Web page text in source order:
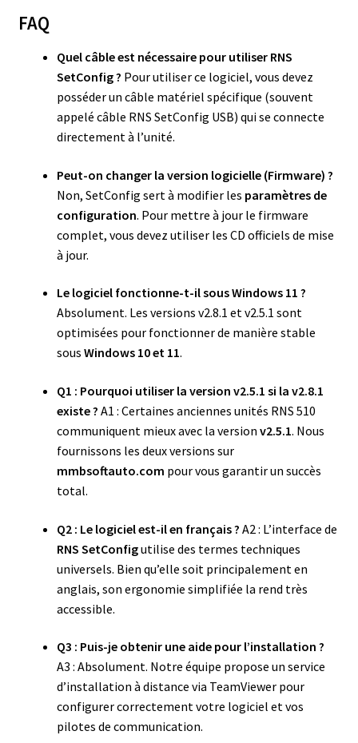
FAQ
Quel câble est nécessaire pour utiliser RNS
SetConfig ? Pour utiliser ce logiciel, vous devez
posséder un câble matériel spécifique (souvent
appelé câble RNS SetConfig USB) qui se connecte
directement à l’unité.
Peut-on changer la version logicielle (Firmware) ?
Non, SetConfig sert à modifier les paramètres de
configuration. Pour mettre à jour le firmware
complet, vous devez utiliser les CD officiels de mise
à jour.
Le logiciel fonctionne-t-il sous Windows 11 ?
Absolument. Les versions v2.8.1 et v2.5.1 sont
optimisées pour fonctionner de manière stable
sous Windows 10 et 11.
Q1 : Pourquoi utiliser la version v2.5.1 si la v2.8.1
existe ? A1 : Certaines anciennes unités RNS 510
communiquent mieux avec la version v2.5.1. Nous
fournissons les deux versions sur
mmbsoftauto.com pour vous garantir un succès
total.
Q2 : Le logiciel est-il en français ? A2 : L’interface de
RNS SetConfigutilise des termes techniques
universels. Bien qu’elle soit principalement en
anglais, son ergonomie simplifiée la rend très
accessible.
Q3 : Puis-je obtenir une aide pour l’installation ?
A3 : Absolument. Notre équipe propose un service
d’installation à distance via TeamViewer pour
configurer correctement votre logiciel et vos
pilotes de communication.